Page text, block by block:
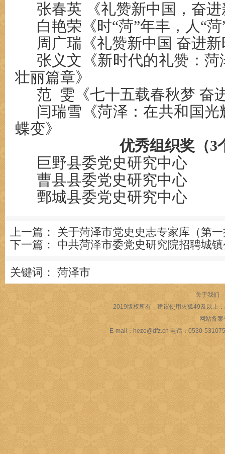
张春英 《礼赞新中国，奋
白艳荣《时“菏”年丰，人“
周广瑞《礼赞新中国 奋进
张义文《新时代的礼赞：
壮丽篇章》
范 雯《七十五载春秋梦 奋
闫瑞雪《菏泽：在共和国
蝶变》
优秀组织奖（3
巨野县委党史研究中心
曹县县委党史研究中心
鄄城县委党史研究中心
上一篇：
关于菏泽市党史史志专家库（第
下一篇：
中共菏泽市委党史研究院招聘城
关键词： 菏泽市
关于我们
2019版权所有 建议使用火狐49及以上
网站备案
E-mail：heze@dfz.cn 电话：0530-